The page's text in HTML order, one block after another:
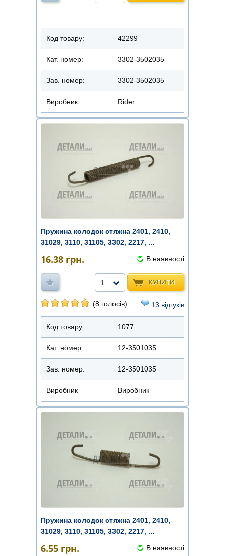
Код товару: 42299
Кат. номер: 3302-3502035
Зав. номер: 3302-3502035
Виробник Rider
Пружина колодок стяжна 2401, 2410,
31029, 3110, 31105, 3302, 2217, ...
16.38 грн. В наявності
КУПИТИ
1
(8 голосів) 13 відгуків
Код товару: 1077
Кат. номер: 12-3501035
Зав. номер: 12-3501035
Виробник Виробник
Пружина колодок стяжна 2401, 2410,
31029, 3110, 31105, 3302, 2217, ...
6.55 грн. В наявності